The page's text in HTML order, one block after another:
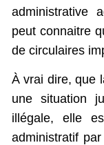
administrative
peut connaitre
de circulaires
À vrai dire, que
une situation
illégale, elle
administratif